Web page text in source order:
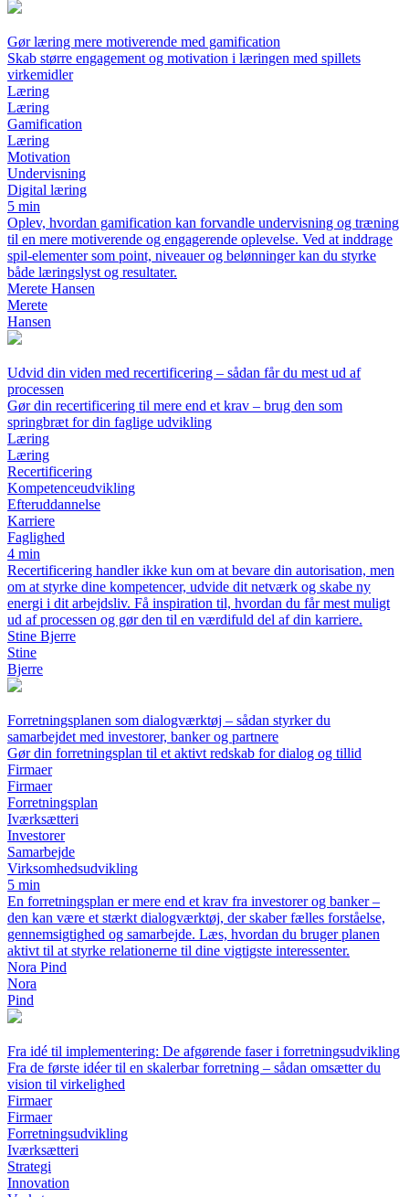
Gør læring mere motiverende med gamification
Skab større engagement og motivation i læringen med spillets
virkemidler
Læring
Læring
Gamification
Læring
Motivation
Undervisning
Digital læring
5 min
Oplev, hvordan gamification kan forvandle undervisning og træning
til en mere motiverende og engagerende oplevelse. Ved at inddrage
spil-elementer som point, niveauer og belønninger kan du styrke
både læringslyst og resultater.
Merete Hansen
Merete
Hansen
Udvid din viden med recertificering – sådan får du mest ud af
processen
Gør din recertificering til mere end et krav – brug den som
springbræt for din faglige udvikling
Læring
Læring
Recertificering
Kompetenceudvikling
Efteruddannelse
Karriere
Faglighed
4 min
Recertificering handler ikke kun om at bevare din autorisation, men
om at styrke dine kompetencer, udvide dit netværk og skabe ny
energi i dit arbejdsliv. Få inspiration til, hvordan du får mest muligt
ud af processen og gør den til en værdifuld del af din karriere.
Stine Bjerre
Stine
Bjerre
Forretningsplanen som dialogværktøj – sådan styrker du
samarbejdet med investorer, banker og partnere
Gør din forretningsplan til et aktivt redskab for dialog og tillid
Firmaer
Firmaer
Forretningsplan
Iværksætteri
Investorer
Samarbejde
Virksomhedsudvikling
5 min
En forretningsplan er mere end et krav fra investorer og banker –
den kan være et stærkt dialogværktøj, der skaber fælles forståelse,
gennemsigtighed og samarbejde. Læs, hvordan du bruger planen
aktivt til at styrke relationerne til dine vigtigste interessenter.
Nora Pind
Nora
Pind
Fra idé til implementering: De afgørende faser i forretningsudvikling
Fra de første idéer til en skalerbar forretning – sådan omsætter du
vision til virkelighed
Firmaer
Firmaer
Forretningsudvikling
Iværksætteri
Strategi
Innovation